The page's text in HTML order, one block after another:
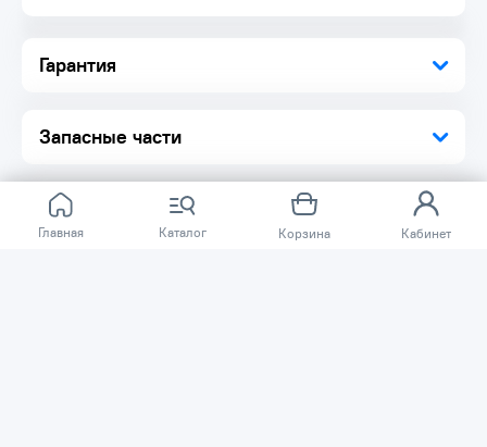
Главная Каталог Корзина Кабинет
Гарантия
Запасные части
Прочность и долговечность — зажим изготовлен из стали с